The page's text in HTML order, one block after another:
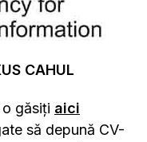
CAHUL
găsiți aici
să depună CV-